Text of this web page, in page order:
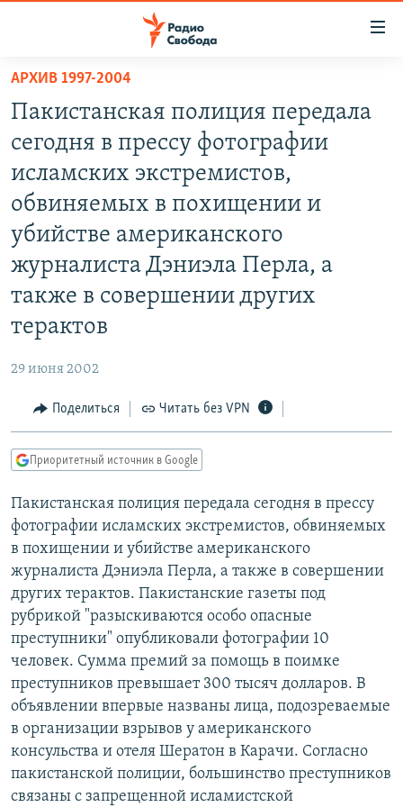
упрощенного
доступа
основному
содержанию
Вернутся
главной
навигации
АВТОРСКИЕ ПРОЕКТЫ
ЦИТАТЫ СВОБОДЫ
МНЕНИЯ
КУЛЬТУРА
IDEL.РЕАЛИИ
КАВКАЗ.РЕАЛИИ
РАСПИСАНИЕ ВЕЩАНИЯ
ПОДПИШИТЕСЬ НА РАССЫЛКУ
СОЦИАЛЬНЫЕ СЕТИ
Все сайты РСЕ/РС
АРХИВ 1997-2004
Пакистанская полиция передала
сегодня в прессу фотографии
исламских экстремистов,
обвиняемых в похищении и
убийстве американского
журналиста Дэниэла Перла, а
также в совершении других
терактов
29 июня 2002
Поделиться Читать без VPN
Приоритетный источник в Google
Пакистанская полиция передала сегодня в прессу
фотографии исламских экстремистов, обвиняемых
в похищении и убийстве американского
журналиста Дэниэла Перла, а также в совершении
других терактов. Пакистанские газеты под
рубрикой "разыскиваются особо опасные
преступники" опубликовали фотографии 10
человек. Сумма премий за помощь в поимке
преступников превышает 300 тысяч долларов. В
объявлении впервые названы лица, подозреваемые
в организации взрывов у американского
консульства и отеля Шератон в Карачи. Согласно
пакистанской полиции, большинство преступников
связаны с запрещенной исламистской